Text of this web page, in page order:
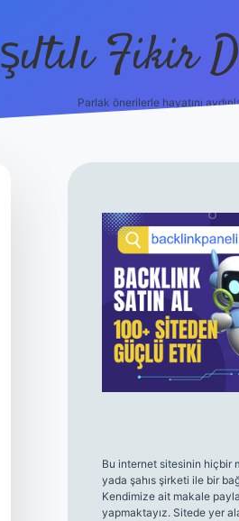
Fikir
Parlak önerilerle hayatını
Bu internet sitesinin hiçbir
yada şahıs şirketi ile bir
Kendimize ait makale
yapmaktayız. Sitede yer